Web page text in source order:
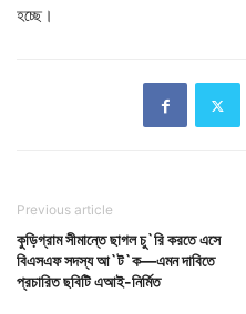
হচ্ছে।
Previous article
কুড়িগ্রাম সীমান্তে ছাগল চু`রি করতে এসে
বিএসএফ সদস্য আ`ট`ক—এমন দাবিতে
প্রচারিত ছবিটি এআই-নির্মিত